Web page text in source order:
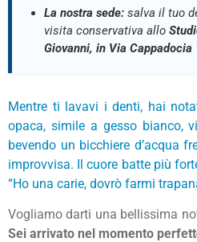
La nostra sede: salva il tuo
visita conservativa allo
Giovanni, in Via Cappadocia
Mentre ti lavavi i denti, hai
opaca, simile a gesso bianco,
bevendo un bicchiere d’acqua
improvvisa. Il cuore batte più
“Ho una carie, dovrò farmi
Vogliamo darti una bellissima
Sei arrivato nel momento